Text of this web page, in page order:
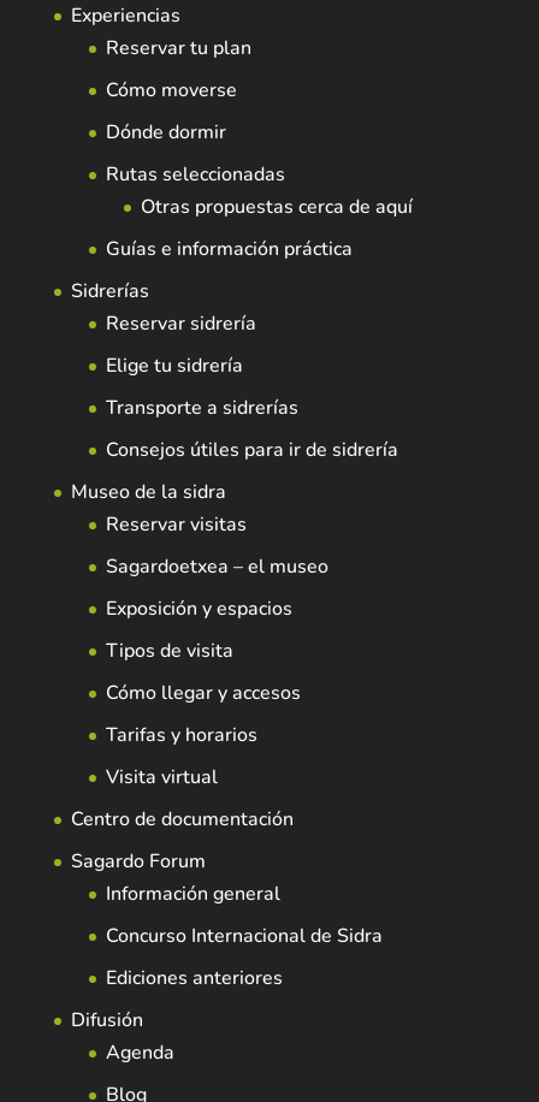
Experiencias
Reservar tu plan
Cómo moverse
Dónde dormir
Rutas seleccionadas
Otras propuestas cerca de aquí
Guías e información práctica
Sidrerías
Reservar sidrería
Elige tu sidrería
Transporte a sidrerías
Consejos útiles para ir de sidrería
Museo de la sidra
Reservar visitas
Sagardoetxea – el museo
Exposición y espacios
Tipos de visita
Cómo llegar y accesos
Tarifas y horarios
Visita virtual
Centro de documentación
Sagardo Forum
Información general
Concurso Internacional de Sidra
Ediciones anteriores
Difusión
Agenda
Blog